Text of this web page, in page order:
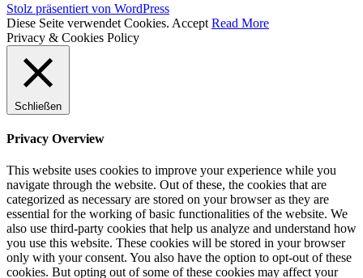
Stolz präsentiert von WordPress
Diese Seite verwendet Cookies. Accept Read More
Privacy & Cookies Policy
Schließen
Privacy Overview
This website uses cookies to improve your experience while you
navigate through the website. Out of these, the cookies that are
categorized as necessary are stored on your browser as they are
essential for the working of basic functionalities of the website. We
also use third-party cookies that help us analyze and understand how
you use this website. These cookies will be stored in your browser
only with your consent. You also have the option to opt-out of these
cookies. But opting out of some of these cookies may affect your